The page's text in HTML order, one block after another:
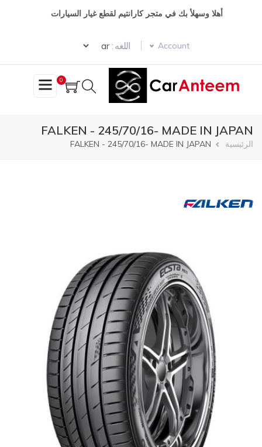
أهلا وسهلأ بك في متجر كارانتيم لقطع غيار السيارات
Account اللغه :
Select your language
0
FALKEN - 245/70/16- MADE IN JAPAN
مسار
الرئيسية FALKEN - 245/70/16- MADE IN JAPAN